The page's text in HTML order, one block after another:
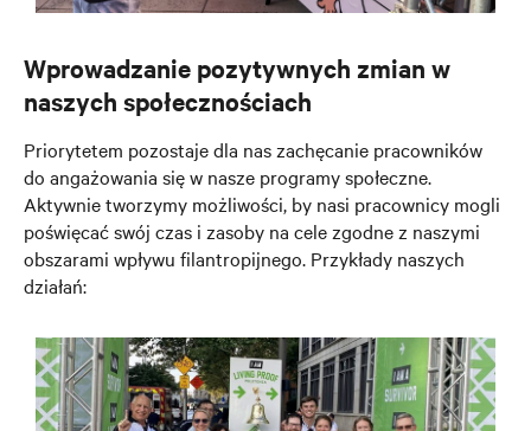
Wprowadzanie pozytywnych zmian w
naszych społecznościach
Priorytetem pozostaje dla nas zachęcanie pracowników
do angażowania się w nasze programy społeczne.
Aktywnie tworzymy możliwości, by nasi pracownicy mogli
poświęcać swój czas i zasoby na cele zgodne z naszymi
obszarami wpływu filantropijnego. Przykłady naszych
działań: